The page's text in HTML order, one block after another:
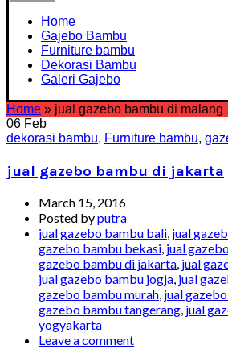
Home
Gajebo Bambu
Furniture bambu
Dekorasi Bambu
Galeri Gajebo
Home » jual gazebo bambu di malang
06 Feb
dekorasi bambu, Furniture bambu,
jual gazebo bambu di jakarta
March 15, 2016
Posted byputra
jual gazebo bambu bali, jual
gazebo bambu bekasi, jual
gazebo bambu di jakarta, jual
jual gazebo bambu jogja, jual
gazebo bambu murah, jual
gazebo bambu tangerang, jual
yogyakarta
Leave a comment